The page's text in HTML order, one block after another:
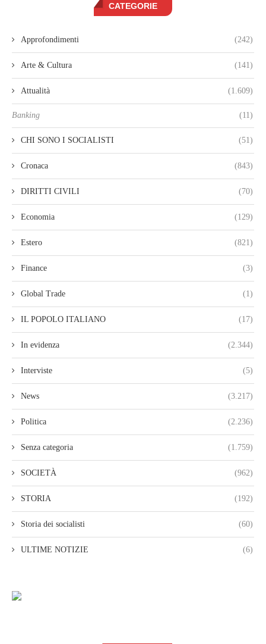
CATEGORIE
Approfondimenti (242)
Arte & Cultura (141)
Attualità (1.609)
Banking (11)
CHI SONO I SOCIALISTI (51)
Cronaca (843)
DIRITTI CIVILI (70)
Economia (129)
Estero (821)
Finance (3)
Global Trade (1)
IL POPOLO ITALIANO (17)
In evidenza (2.344)
Interviste (5)
News (3.217)
Politica (2.236)
Senza categoria (1.759)
SOCIETÀ (962)
STORIA (192)
Storia dei socialisti (60)
ULTIME NOTIZIE (6)